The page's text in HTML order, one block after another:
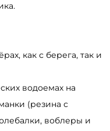
как с берега, так и
водоемах на
(резина с
воблеры и